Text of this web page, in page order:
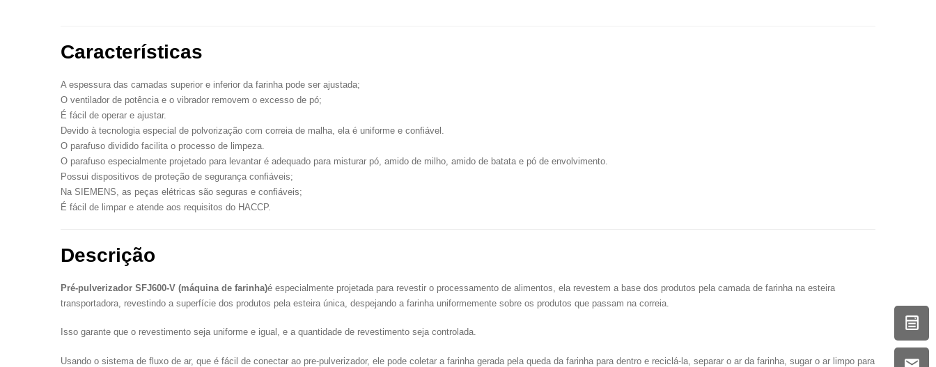
Características
A espessura das camadas superior e inferior da farinha pode ser ajustada;
O ventilador de potência e o vibrador removem o excesso de pó;
É fácil de operar e ajustar.
Devido à tecnologia especial de polvorização com correia de malha, ela é uniforme e confiável.
O parafuso dividido facilita o processo de limpeza.
O parafuso especialmente projetado para levantar é adequado para misturar pó, amido de milho, amido de batata e pó de envolvimento.
Possui dispositivos de proteção de segurança confiáveis;
Na SIEMENS, as peças elétricas são seguras e confiáveis;
É fácil de limpar e atende aos requisitos do HACCP.
Descrição
Pré-pulverizador SFJ600-V (máquina de farinha)é especialmente projetada para revestir o processamento de alimentos, ela revestem a base dos produtos pela camada de farinha na esteira
transportadora, revestindo a superfície dos produtos pela esteira única, despejando a farinha uniformemente sobre os produtos que passam na correia.
Isso garante que o revestimento seja uniforme e igual, e a quantidade de revestimento seja controlada.
Usando o sistema de fluxo de ar, que é fácil de conectar ao pre-pulverizador, ele pode coletar a farinha gerada pela queda da farinha para dentro e reciclá-la, separar o ar da farinha, sugar o ar limpo para